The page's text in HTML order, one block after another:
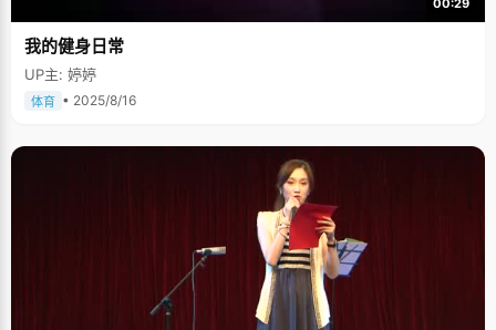
00:29
我的健身日常
UP主: 婷婷
体育 • 2025/8/16